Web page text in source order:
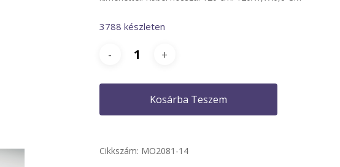
3788 készleten
Kosárba Teszem
Cikkszám: MO2081-14